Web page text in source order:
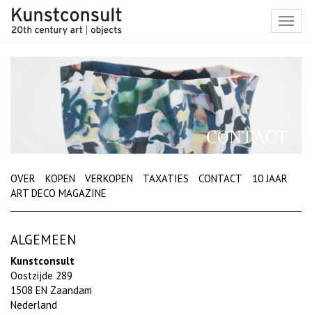
CONTACT
OVER KOPEN VERKOPEN TAXATIES CONTACT
10 JAAR
ART DECO MAGAZINE
ALGEMEEN
Kunstconsult
Oostzijde 289
1508 EN Zaandam
Nederland